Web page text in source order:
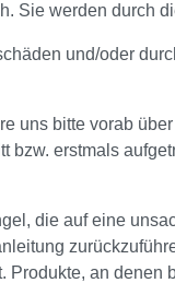
Sie werden durch
und/oder
uns bitte vorab
bzw. erstmals
die auf eine
Produkte, an